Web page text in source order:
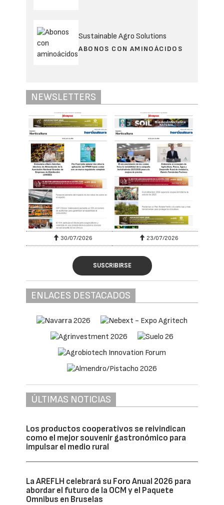
Sustainable Agro Solutions
ABONOS CON AMINOÁCIDOS
NEWSLETTERS
30/07/2026 23/07/2026
SUSCRIBIRSE
ENLACES DESTACADOS
ÚLTIMAS NOTICIAS
Los productos cooperativos se reivindican
como el mejor souvenir gastronómico para
impulsar el medio rural
La AREFLH celebrará su Foro Anual 2026 para
abordar el futuro de la OCM y el Paquete
Omnibus en Bruselas